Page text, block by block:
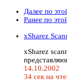
Далее по
Ранее по
xSharez
xSharez
14.10.2002
34 сек на